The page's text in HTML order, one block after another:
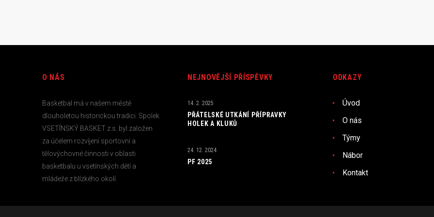
O NÁS
Basketbal má v našem městě
dlouholetou historickou tradici. Spolek
VSETÍNSKÝ BASKET z.s. byl založen
za účelem rozvíjení sportovní a
tělovýchovné činnosti v oblasti
basketbalu u vsetínských dětí a
mládeže z blízkého okolí.
NEJNOVĚJŠÍ PŘÍSPĚVKY
PŘÁTELSKÉ UTKÁNÍ PŘÍPRAVKY
HOLEK A KLUKŮ
14. 2. 2025
PF 2025
24. 12. 2024
ODKAZY
Úvod
O nás
Týmy
Nábor
Kontakt